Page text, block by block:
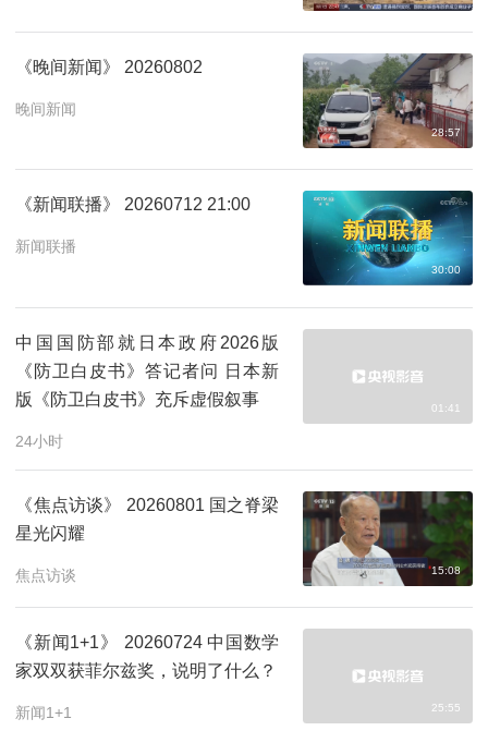
《晚间新闻》 20260802
晚间新闻
28:57
《新闻联播》 20260712 21:00
新闻联播
30:00
中国国防部就日本政府2026版
《防卫白皮书》答记者问 日本新
版《防卫白皮书》充斥虚假叙事
24小时
01:41
《焦点访谈》 20260801 国之脊梁
星光闪耀
焦点访谈 15:08
《新闻1+1》 20260724 中国数学
家双双获菲尔兹奖，说明了什么？
新闻1+1 25:55